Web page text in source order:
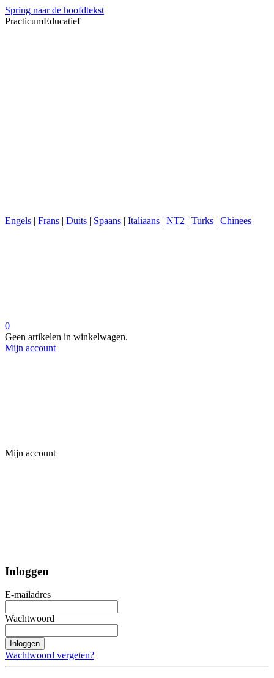
Spring naar de hoofdtekst
PracticumEducatief
Engels | Frans | Duits | Spaans | Italiaans | NT2 | Turks | Chinees
0
Geen artikelen in winkelwagen.
Mijn account
Mijn account
Inloggen
E-mailadres
Wachtwoord
Inloggen
Wachtwoord vergeten?